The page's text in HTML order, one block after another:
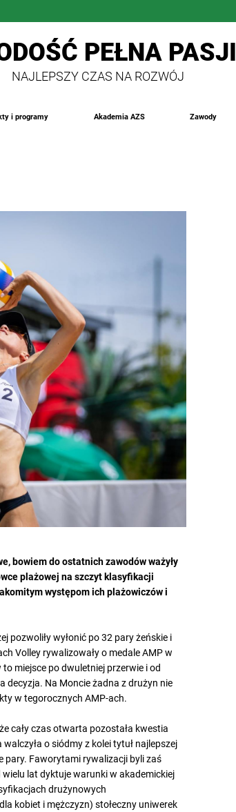
PEŁNA PASJI
NAJLEPSZY CZAS NA ROZWÓJ
i programy Akademia AZS Zawody
bowiem do ostatnich zawodów ważyły
plażowej na szczyt klasyfikacji
występom ich plażowiczów i
pozwoliły wyłonić po 32 pary żeńskie i
Volley rywalizowały o medale AMP w
miejsce po dwuletniej przerwie i od
decyzja. Na Moncie żadna z drużyn nie
w tegorocznych AMP-ach.
cały czas otwarta pozostała kwestia
o siódmy z kolei tytuł najlepszej
pary. Faworytami rywalizacji byli zaś
lat dyktuje warunki w akademickiej
drużynowych
kobiet i mężczyzn) stołeczny uniwerek